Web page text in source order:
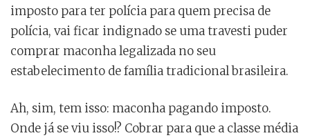
imposto para ter polícia para quem precisa de
polícia, vai ficar indignado se uma travesti puder
comprar maconha legalizada no seu
estabelecimento de família tradicional brasileira.
Ah, sim, tem isso: maconha pagando imposto.
Onde já se viu isso!? Cobrar para que a classe média